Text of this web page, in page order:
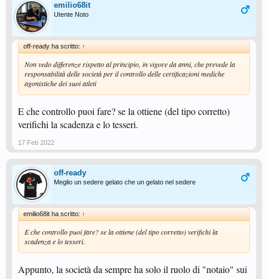
emilio68it
Utente Noto
off-ready ha scritto: ↑
Non vedo differenze rispetto al principio, in vigore da anni, che prevede la
responsabilità delle società per il controllo delle certificazioni mediche
agonistiche dei suoi atleti
E che controllo puoi fare? se la ottiene (del tipo corretto)
verifichi la scadenza e lo tesseri.
17 Feb 2022
off-ready
Meglio un sedere gelato che un gelato nel sedere
emilio68it ha scritto: ↑
E che controllo puoi fare? se la ottiene (del tipo corretto) verifichi la
scadenza e lo tesseri.
Appunto, la società da sempre ha solo il ruolo di "notaio" sui